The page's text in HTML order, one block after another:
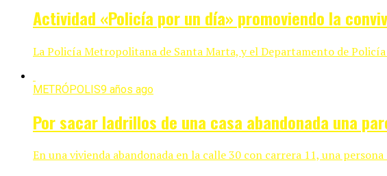
Actividad «Policía por un día» promoviendo la
La Policía Metropolitana de Santa Marta, y el Departamento de
METRÓPOLIS9 años ago
Por sacar ladrillos de una casa abandonada una
En una vivienda abandonada en la calle 30 con carrera 11, una